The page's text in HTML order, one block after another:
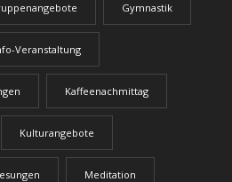
Gymnastik
Veranstaltung
Kaffeenachmittag
Kulturangebote
Meditation